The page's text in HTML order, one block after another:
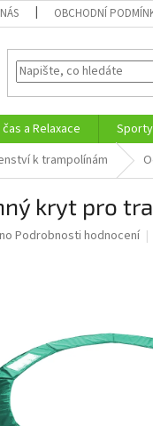
OBCHODNÍ
a Relaxace Sporty
k trampolínám
kryt pro
Podrobnosti hodnocení